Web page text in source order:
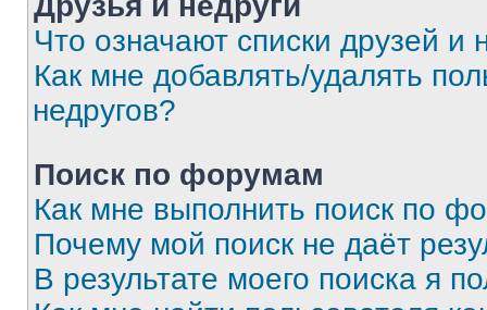
Что означают списки друзей и
Как мне добавлять/удалять
недругов?
Поиск по форумам
Как мне выполнить поиск по
Почему мой поиск не даёт
В результате моего поиска я